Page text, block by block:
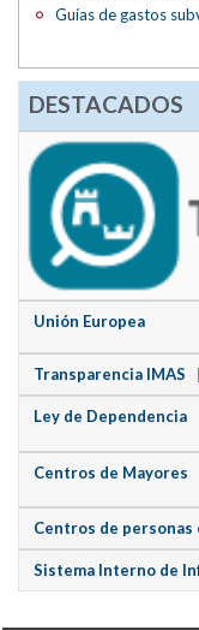
Guías de gastos
DESTACADOS
Unión Europea
Transparencia IMAS
Ley de Dependencia
Centros de Mayores
Centros de personas
Sistema Interno de